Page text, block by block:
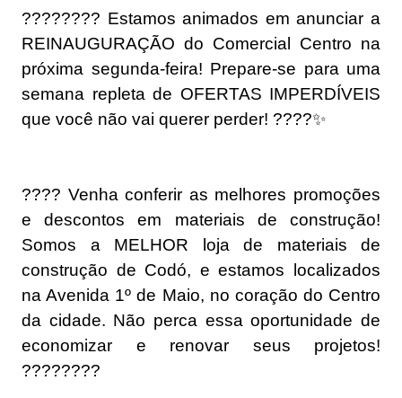
???????? Estamos animados em anunciar a
REINAUGURAÇÃO do Comercial Centro na
próxima segunda-feira! Prepare-se para uma
semana repleta de OFERTAS IMPERDÍVEIS
que você não vai querer perder! ????✨
????️ Venha conferir as melhores promoções
e descontos em materiais de construção!
Somos a MELHOR loja de materiais de
construção de Codó, e estamos localizados
na Avenida 1º de Maio, no coração do Centro
da cidade. Não perca essa oportunidade de
economizar e renovar seus projetos!
????????